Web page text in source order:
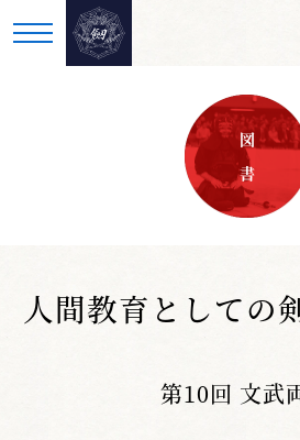
図 書
人間教育としての
第10回 文武